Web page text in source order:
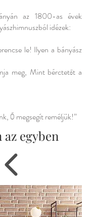
az 1800-as évek
idézek:
le! Ilyen a bányász
meg, Mint bérctetőt a
Ő megsegít reméljük!”
egyben